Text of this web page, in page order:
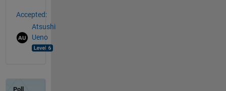
Accepted:
Atsushi
Ueno